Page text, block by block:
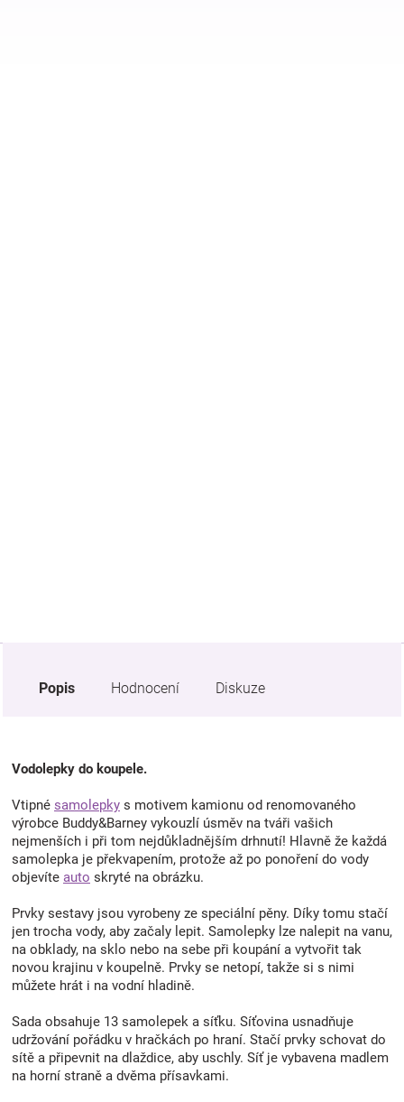
Popis Hodnocení Diskuze
Vodolepky do koupele.
Vtipné samolepky s motivem kamionu od renomovaného
výrobce Buddy&Barney vykouzlí úsměv na tváři vašich
nejmenších i při tom nejdůkladnějším drhnutí! Hlavně že každá
samolepka je překvapením, protože až po ponoření do vody
objevíte auto skryté na obrázku.
Prvky sestavy jsou vyrobeny ze speciální pěny. Díky tomu stačí
jen trocha vody, aby začaly lepit. Samolepky lze nalepit na vanu,
na obklady, na sklo nebo na sebe při koupání a vytvořit tak
novou krajinu v koupelně. Prvky se netopí, takže si s nimi
můžete hrát i na vodní hladině.
Sada obsahuje 13 samolepek a síťku. Síťovina usnadňuje
udržování pořádku v hračkách po hraní. Stačí prvky schovat do
sítě a připevnit na dlaždice, aby uschly. Síť je vybavena madlem
na horní straně a dvěma přísavkami.